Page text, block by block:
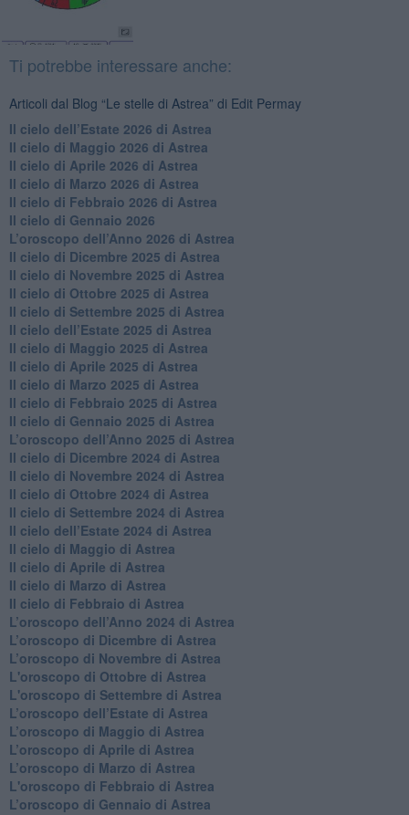
Ti potrebbe interessare anche:
Articoli dal Blog “Le stelle di Astrea” di Edit Permay
​Il cielo dell’Estate 2026 di Astrea
​Il cielo di Maggio 2026 di Astrea
​Il cielo di Aprile 2026 di Astrea
​Il cielo di Marzo 2026 di Astrea
​Il cielo di Febbraio 2026 di Astrea
Il cielo di Gennaio 2026
​L’oroscopo dell’Anno 2026 di Astrea
​Il cielo di Dicembre 2025 di Astrea
​Il cielo di Novembre 2025 di Astrea
​Il cielo di Ottobre 2025 di Astrea
Il cielo di Settembre 2025 di Astrea
Il cielo dell’Estate 2025 di Astrea
​Il cielo di Maggio 2025 di Astrea
​Il cielo di Aprile 2025 di Astrea
Il cielo di Marzo 2025 di Astrea
​Il cielo di Febbraio 2025 di Astrea
Il cielo di Gennaio 2025 di Astrea
​L’oroscopo dell’Anno 2025 di Astrea
​Il cielo di Dicembre 2024 di Astrea
Il cielo di Novembre 2024 di Astrea
​Il cielo di Ottobre 2024 di Astrea
​Il cielo di Settembre 2024 di Astrea
Il cielo dell’Estate 2024 di Astrea
Il cielo di Maggio di Astrea
Il cielo di Aprile di Astrea
​Il cielo di Marzo di Astrea
​Il cielo di Febbraio di Astrea
​L’oroscopo dell’Anno 2024 di Astrea
​L’oroscopo di Dicembre di Astrea
​L’oroscopo di Novembre di Astrea
L'oroscopo di Ottobre di Astrea
L'oroscopo di Settembre di Astrea
L’oroscopo dell’Estate di Astrea
​L’oroscopo di Maggio di Astrea
​L’oroscopo di Aprile di Astrea
L’oroscopo di Marzo di Astrea
L'oroscopo di Febbraio di Astrea
​L’oroscopo di Gennaio di Astrea